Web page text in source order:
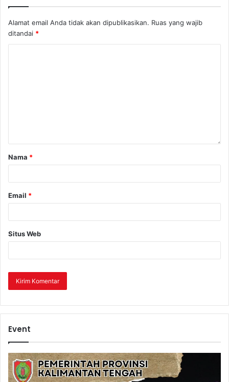
Alamat email Anda tidak akan dipublikasikan. Ruas yang wajib
ditandai *
Nama *
Email *
Situs Web
Event